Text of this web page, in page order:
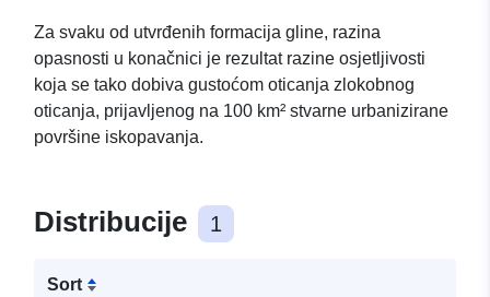
Za svaku od utvrđenih formacija gline, razina
opasnosti u konačnici je rezultat razine osjetljivosti
koja se tako dobiva gustoćom oticanja zlokobnog
oticanja, prijavljenog na 100 km² stvarne urbanizirane
površine iskopavanja.
Distribucije 1
Sort